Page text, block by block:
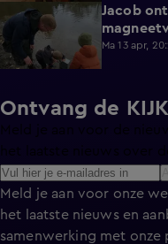
3:37
Jacob
Ma 13 apr,
Ontvang de
Meld je aan voor onze
het laatste nieuws en
samenwerking met onze